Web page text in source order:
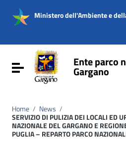
Vai al menu di navigazione
Vai al footer
Ministero dell'Ambiente e
Attiva / disattiva la navigazione
Ente parco
Gargano
Home / News /
SERVIZIO DI PULIZIA DEI LOCALI ED
NAZIONALE DEL GARGANO E
PUGLIA – REPARTO PARCO